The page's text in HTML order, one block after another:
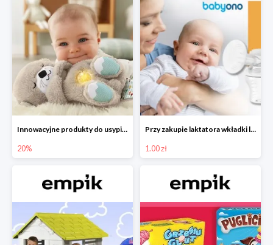
Innowacyjne produkty do usypiania w Empiku -20%
20%
Przy zakupie laktatora wkładki laktacyjne za 1 zł!
1.00 zł